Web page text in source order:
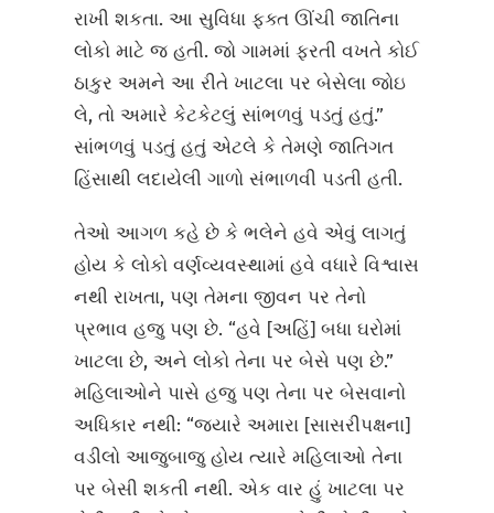
રાખી શકતા. આ સુવિધા ફક્ત ઊંચી જાતિના
લોકો માટે જ હતી. જો ગામમાં ફરતી વખતે કોઈ
ઠાકુર અમને આ રીતે ખાટલા પર બેસેલા જોઇ
લે, તો અમારે કેટકેટલું સાંભળવું પડતું હતું.”
સાંભળવું પડતું હતું એટલે કે તેમણે જાતિગત
હિંસાથી લદાયેલી ગાળો સંભાળવી પડતી હતી.
તેઓ આગળ કહે છે કે ભલેને હવે એવું લાગતું
હોય કે લોકો વર્ણવ્યવસ્થામાં હવે વધારે વિશ્વાસ
નથી રાખતા, પણ તેમના જીવન પર તેનો
પ્રભાવ હજુ પણ છે. “હવે [અહિં] બધા ઘરોમાં
ખાટલા છે, અને લોકો તેના પર બેસે પણ છે.”
મહિલાઓને પાસે હજુ પણ તેના પર બેસવાનો
અધિકાર નથી: “જ્યારે અમારા [સાસરીપક્ષના]
વડીલો આજુબાજુ હોય ત્યારે મહિલાઓ તેના
પર બેસી શકતી નથી. એક વાર હું ખાટલા પર